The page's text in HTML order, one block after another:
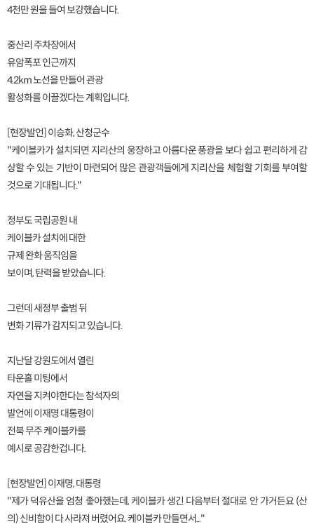
4천만 원을 들여 보강했습니다.
중산리 주차장에서
유암폭포 인근까지
4.2km 노선을 만들어 관광
활성화를 이끌겠다는 계획입니다.
[현장발언] 이승화, 산청군수
"케이블카가 설치되면 지리산의 웅장하고 아름다운 풍광을 보다 쉽고 편리하게 감
상할 수 있는 기반이 마련되어 많은 관광객들에게 지리산을 체험할 기회를 부여할
것으로 기대됩니다."
정부도 국립공원 내
케이블카 설치에 대한
규제 완화 움직임을
보이며, 탄력을 받았습니다.
그런데 새정부 출범 뒤
변화 기류가 감지되고 있습니다.
지난달 강원도에서 열린
타운홀 미팅에서
자연을 지켜야한다는 참석자의
발언에 이재명 대통령이
전북 무주 케이블카를
예시로 공감한겁니다.
[현장발언] 이재명, 대통령
"제가 덕유산을 엄청 좋아했는데, 케이블카 생긴 다음부터 절대로 안 가거든요 (산
의) 신비함이 다 사라져 버렸어요. 케이블카 만들면서..."